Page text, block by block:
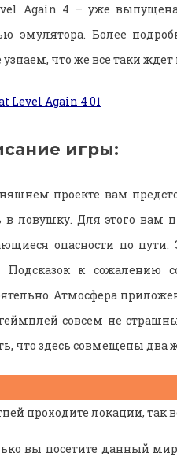
Again 4 – уже
эмулятора. Более
узнаем, что же все таки
игры:
проекте вам
в ловушку. Для этого вам
опасности по
Подсказок к сожалению
Атмосфера
совсем не
что здесь совмещены два
проходите локации, так
вы посетите данный